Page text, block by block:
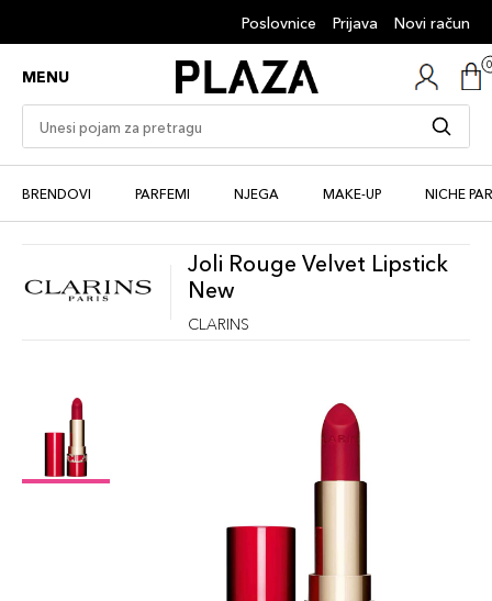
Poslovnice Prijava Novi račun
MENU
BRENDOVI PARFEMI NJEGA MAKE-UP NICHE
Joli Rouge Velvet Lipstick
New
CLARINS